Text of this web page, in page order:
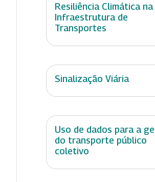
Resiliência Climática na
Infraestrutura de
Transportes
Sinalização Viária
Uso de dados para a
do transporte público
coletivo